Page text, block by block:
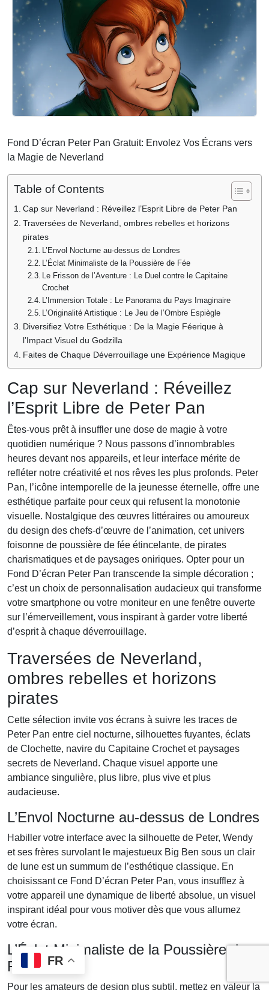
Fond D’écran Peter Pan Gratuit: Envolez Vos Écrans vers
la Magie de Neverland
Table of Contents
Cap sur Neverland : Réveillez l’Esprit Libre de Peter Pan
Traversées de Neverland, ombres rebelles et horizons
pirates
L’Envol Nocturne au-dessus de Londres
L’Éclat Minimaliste de la Poussière de Fée
Le Frisson de l’Aventure : Le Duel contre le Capitaine
Crochet
L’Immersion Totale : Le Panorama du Pays Imaginaire
L’Originalité Artistique : Le Jeu de l’Ombre Espiègle
Diversifiez Votre Esthétique : De la Magie Féerique à
l’Impact Visuel du Godzilla
Faites de Chaque Déverrouillage une Expérience Magique
Cap sur Neverland : Réveillez
l’Esprit Libre de Peter Pan
Êtes-vous prêt à insuffler une dose de magie à votre
quotidien numérique ? Nous passons d’innombrables
heures devant nos appareils, et leur interface mérite de
refléter notre créativité et nos rêves les plus profonds. Peter
Pan, l’icône intemporelle de la jeunesse éternelle, offre une
esthétique parfaite pour ceux qui refusent la monotonie
visuelle. Nostalgique des œuvres littéraires ou amoureux
du design des chefs-d’œuvre de l’animation, cet univers
foisonne de poussière de fée étincelante, de pirates
charismatiques et de paysages oniriques. Opter pour un
Fond D’écran Peter Pan transcende la simple décoration ;
c’est un choix de personnalisation audacieux qui transforme
votre smartphone ou votre moniteur en une fenêtre ouverte
sur l’émerveillement, vous inspirant à garder votre liberté
d’esprit à chaque déverrouillage.
Traversées de Neverland,
ombres rebelles et horizons
pirates
Cette sélection invite vos écrans à suivre les traces de
Peter Pan entre ciel nocturne, silhouettes fuyantes, éclats
de Clochette, navire du Capitaine Crochet et paysages
secrets de Neverland. Chaque visuel apporte une
ambiance singulière, plus libre, plus vive et plus
audacieuse.
L’Envol Nocturne au-dessus de Londres
Habiller votre interface avec la silhouette de Peter, Wendy
et ses frères survolant le majestueux Big Ben sous un clair
de lune est un summum de l’esthétique classique. En
choisissant ce Fond D’écran Peter Pan, vous insufflez à
votre appareil une dynamique de liberté absolue, un visuel
inspirant idéal pour vous motiver dès que vous allumez
votre écran.
L’Éclat Minimaliste de la Poussière de
Fée
Pour les amateurs de design plus subtil, mettez en valeur la
FR